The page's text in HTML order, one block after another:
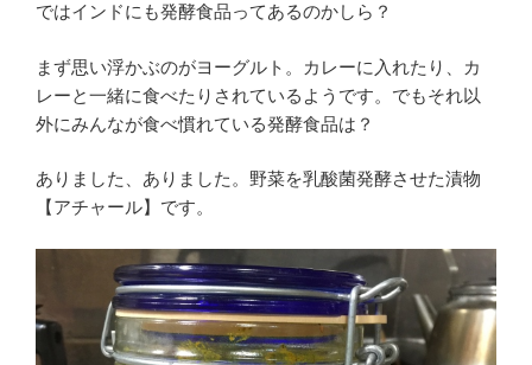
ではインドにも発酵食品ってあるのかしら？
まず思い浮かぶのがヨーグルト。カレーに入れたり、カ
レーと一緒に食べたりされているようです。でもそれ以
外にみんなが食べ慣れている発酵食品は？
ありました、ありました。野菜を乳酸菌発酵させた漬物
【アチャール】です。